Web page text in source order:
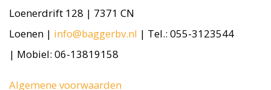
Loenerdrift 128 | 7371 CN
Loenen | info@baggerbv.nl | Tel.: 055-3123544
| Mobiel: 06-13819158
Algemene voorwaarden